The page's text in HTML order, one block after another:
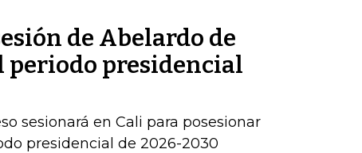
de Abelardo de
periodo presidencial
sesionará en Cali para posesionar
presidencial de 2026-2030